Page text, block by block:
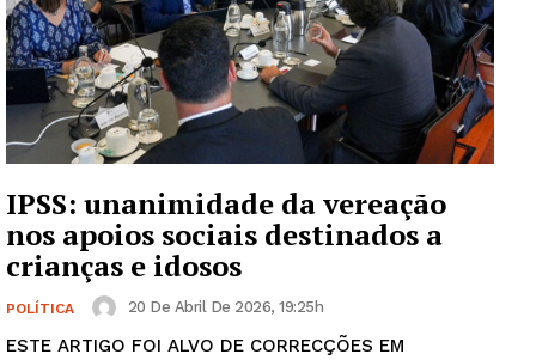
Guimarães, agora!
SUBSCREVA JÁ!
Institucional
Artigos
Edição Digital
IPSS: unanimidade da vereação
nos apoios sociais destinados a
crianças e idosos
POLÍTICA 20 De Abril De 2026, 19:25h
ESTE ARTIGO FOI ALVO DE CORRECÇÕES EM